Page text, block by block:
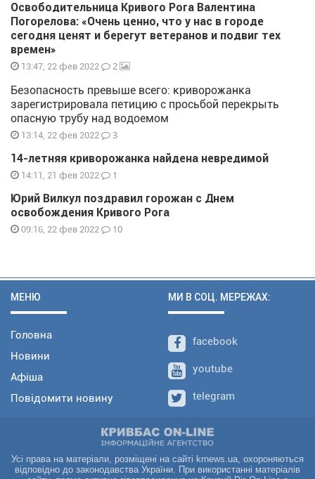
Освободительница Кривого Рога Валентина
Погорелова: «Очень ценно, что у нас в городе
сегодня ценят и берегут ветеранов и подвиг тех
времен»
13:47, 22 фев 2022 2
Безопасность превыше всего: криворожанка
зарегистрировала петицию с просьбой перекрыть
опасную трубу над водоемом
13:14, 22 фев 2022 3
14-летняя криворожанка найдена невредимой
14:11, 21 фев 2022 1
Юрий Вилкул поздравил горожан с Днем
освобождения Кривого Рога
09:16, 22 фев 2022 10
МЕНЮ
Головна
Новини
Афіша
Повідомити новину
МИ В СОЦ. МЕРЕЖАХ:
facebook
youtube
telegram
Усі права на матеріали, розміщені на сайті krnews.ua, охороняються
відповідно до законодавства України. При використанні матеріалів